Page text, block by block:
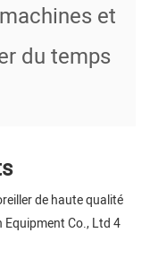
et
du temps